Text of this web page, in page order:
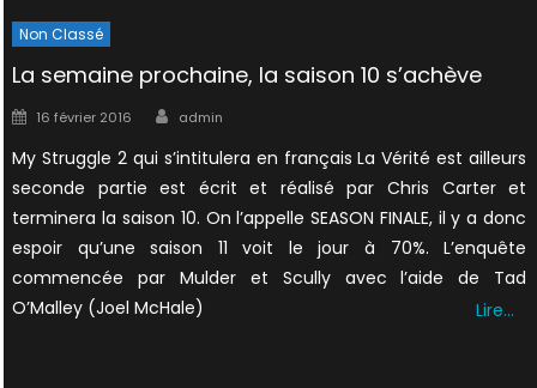
Non Classé
La semaine prochaine, la saison 10 s’achève
Posted
16 février 2016 Author
admin
My Struggle 2 qui s’intitulera en français La Vérité est ailleurs
seconde partie est écrit et réalisé par Chris Carter et
terminera la saison 10. On l’appelle SEASON FINALE, il y a donc
espoir qu’une saison 11 voit le jour à 70%. L’enquête
commencée par Mulder et Scully avec l’aide de Tad
O’Malley (Joel McHale)
Lire…